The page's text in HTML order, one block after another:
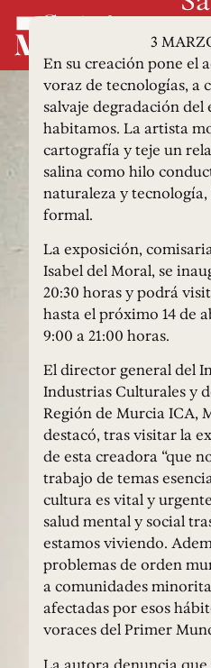
3
En su creación pone el
voraz de tecnologías, a
salvaje degradación del
habitamos. La artista
cartografía y teje un
salina como hilo
naturaleza y
formal.
La exposición,
Isabel del Moral, se
20:30 horas y podrá
hasta el próximo 14 de
9:00 a 21:00 horas.
El director general del
Industrias Culturales y
Región de Murcia ICA,
destacó, tras visitar la
de esta creadora “que
trabajo de temas
cultura es vital y
salud mental y social
estamos viviendo.
problemas de orden
a comunidades
afectadas por esos
voraces del Primer